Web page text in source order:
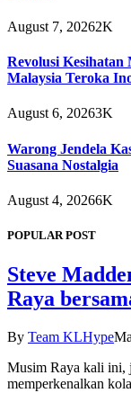
August 7, 20262K
Revolusi
Malaysia Teroka
August 6, 20263K
Warong Jendela
Suasana Nostalgia
August 4, 20266K
POPULAR POST
Steve
Raya
By Team KLHype
Musim Raya kali ini,
memperkenalkan